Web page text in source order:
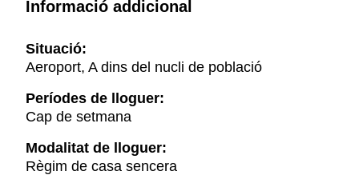
Informació addicional
Situació:
Aeroport, A dins del nucli de població
Períodes de lloguer:
Cap de setmana
Modalitat de lloguer:
Règim de casa sencera